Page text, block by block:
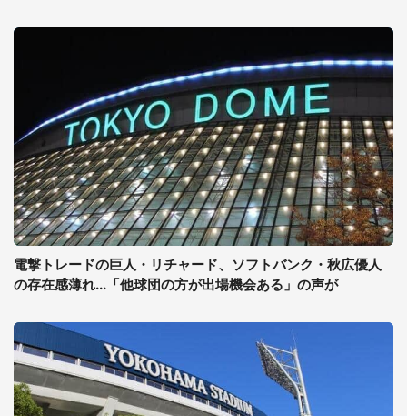
電撃トレードの巨人・リチャード、ソフトバンク・秋広優人
の存在感薄れ...「他球団の方が出場機会ある」の声が